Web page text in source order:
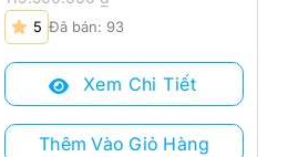
Giá
gốc
là:
119.500.000 ₫.
Giá
hiện
tại
104.980.000 ₫.
5 Đã bán: 93
Xem Chi Tiết
Thêm Vào Giỏ Hàng